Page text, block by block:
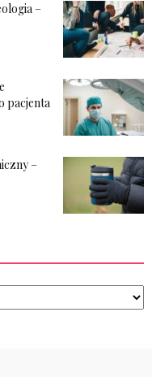
–
pacjenta
–